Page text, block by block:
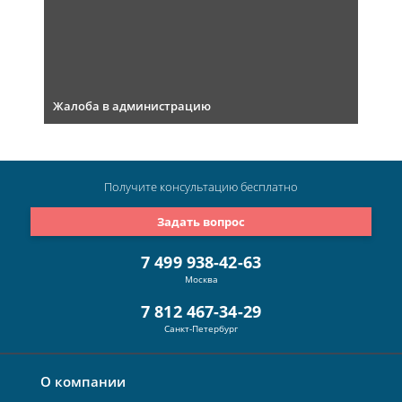
Жалоба в администрацию
О компании
7 499 938-42-63
Москва
7 812 467-34-29
Санкт-Петербург
Задать вопрос
Получите консультациюбесплатно